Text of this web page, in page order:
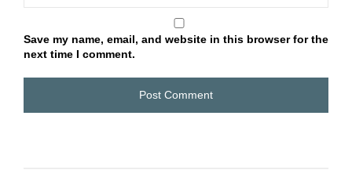
Save my name, email, and website in this browser for the
next time I comment.